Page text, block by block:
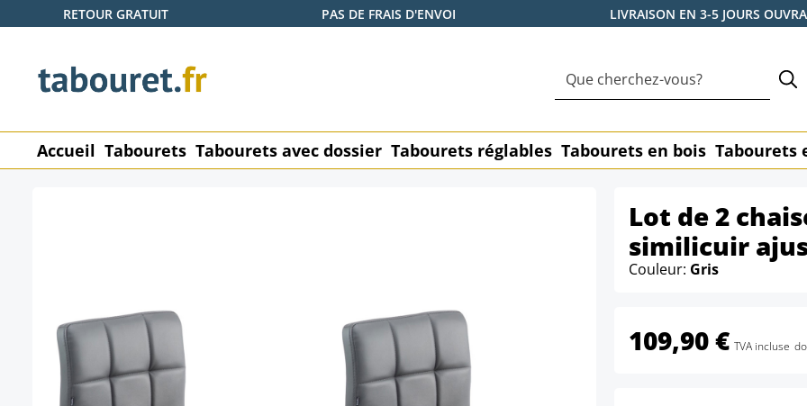
au contenu principal
Passer à la recherche
Passer à la navigation principale
RETOUR GRATUIT PAS DE FRAIS D'ENVOI LIVRAISON EN 3-5 JOURS
Accueil Tabourets Tabourets avec dossier Tabourets réglables Tabourets en bois Tabourets
Lot de 2
similicuir
Couleur: Gris
109,90 € TVA incluse